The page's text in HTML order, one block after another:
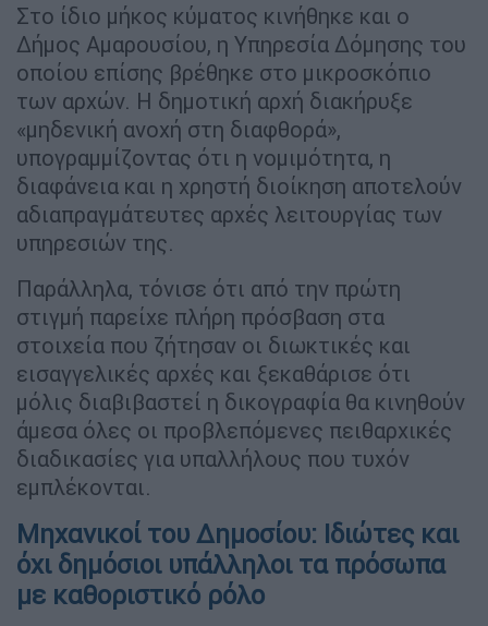
Στο ίδιο μήκος κύματος κινήθηκε και ο
Δήμος Αμαρουσίου, η Υπηρεσία Δόμησης του
οποίου επίσης βρέθηκε στο μικροσκόπιο
των αρχών. Η δημοτική αρχή διακήρυξε
«μηδενική ανοχή στη διαφθορά»,
υπογραμμίζοντας ότι η νομιμότητα, η
διαφάνεια και η χρηστή διοίκηση αποτελούν
αδιαπραγμάτευτες αρχές λειτουργίας των
υπηρεσιών της.
Παράλληλα, τόνισε ότι από την πρώτη
στιγμή παρείχε πλήρη πρόσβαση στα
στοιχεία που ζήτησαν οι διωκτικές και
εισαγγελικές αρχές και ξεκαθάρισε ότι
μόλις διαβιβαστεί η δικογραφία θα κινηθούν
άμεσα όλες οι προβλεπόμενες πειθαρχικές
διαδικασίες για υπαλλήλους που τυχόν
εμπλέκονται.
Μηχανικοί του Δημοσίου: Ιδιώτες και
όχι δημόσιοι υπάλληλοι τα πρόσωπα
με καθοριστικό ρόλο